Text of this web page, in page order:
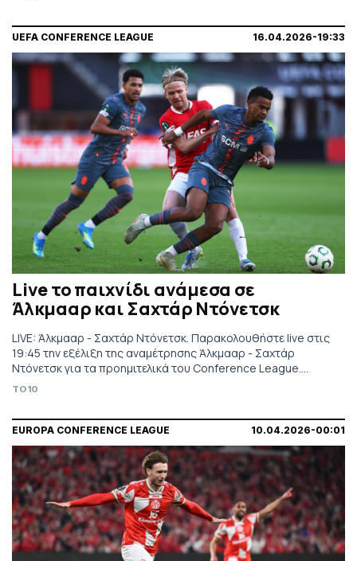
UEFA CONFERENCE LEAGUE 16.04.2026-19:33
Live το παιχνίδι ανάμεσα σε
Άλκμααρ και Σαχτάρ Ντόνετσκ
LIVE: Άλκμααρ - Σαχτάρ Ντόνετσκ. Παρακολουθήστε live στις
19:45 την εξέλιξη της αναμέτρησης Άλκμααρ - Σαχτάρ
Ντόνετσκ για τα προημιτελικά του Conference League.
Τηλεοπτικά από COSMOTE SPORT 4.
TO10
EUROPA CONFERENCE LEAGUE 10.04.2026-00:01